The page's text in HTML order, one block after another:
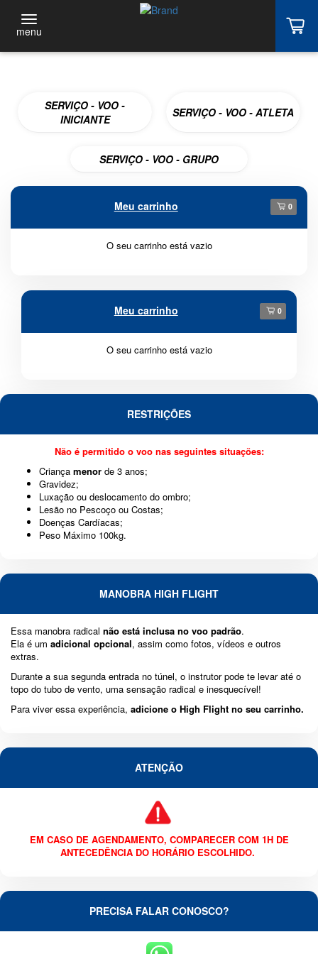
menu
SERVIÇO - VOO -
INICIANTE
SERVIÇO - VOO - ATLETA
SERVIÇO - VOO - GRUPO
Meu carrinho 0
O seu carrinho está vazio
Meu carrinho 0
O seu carrinho está vazio
RESTRIÇÕES
Não é permitido o voo nas seguintes situações:
Criança menor de 3 anos;
Gravidez;
Luxação ou deslocamento do ombro;
Lesão no Pescoço ou Costas;
Doenças Cardíacas;
Peso Máximo 100kg.
MANOBRA HIGH FLIGHT
Essa manobra radical não está inclusa no voo padrão.
Ela é um adicional opcional, assim como fotos, vídeos e outros
extras.
Durante a sua segunda entrada no túnel, o instrutor pode te levar até o
topo do tubo de vento, uma sensação radical e inesquecível!
Para viver essa experiência, adicione o High Flight no seu carrinho.
ATENÇÃO
EM CASO DE AGENDAMENTO, COMPARECER COM 1H DE
ANTECEDÊNCIA DO HORÁRIO ESCOLHIDO.
PRECISA FALAR CONOSCO?